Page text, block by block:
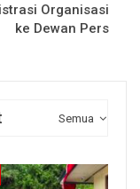
Organisasi
ke Dewan Pers
Semua